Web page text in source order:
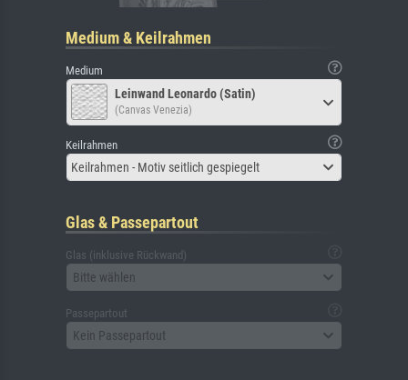
Medium & Keilrahmen
Medium
Leinwand Leonardo (Satin)
(Canvas Venezia)
Keilrahmen
Keilrahmen - Motiv seitlich gespiegelt
Glas & Passepartout
Glas (inklusive Rückwand)
Bitte wählen
Passepartout
Kein Passepartout